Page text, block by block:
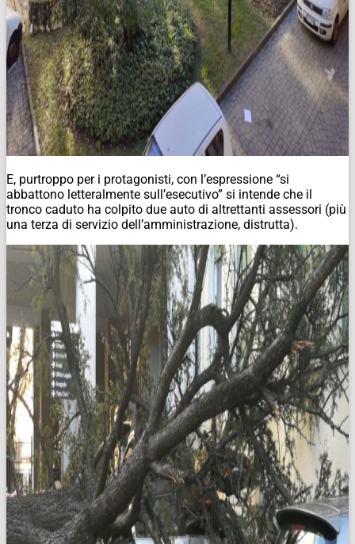
E, purtroppo per i protagonisti, con l’espressione “si
abbattono letteralmente sull’esecutivo” si intende che il
tronco caduto ha colpito due auto di altrettanti assessori (più
una terza di servizio dell’amministrazione, distrutta).